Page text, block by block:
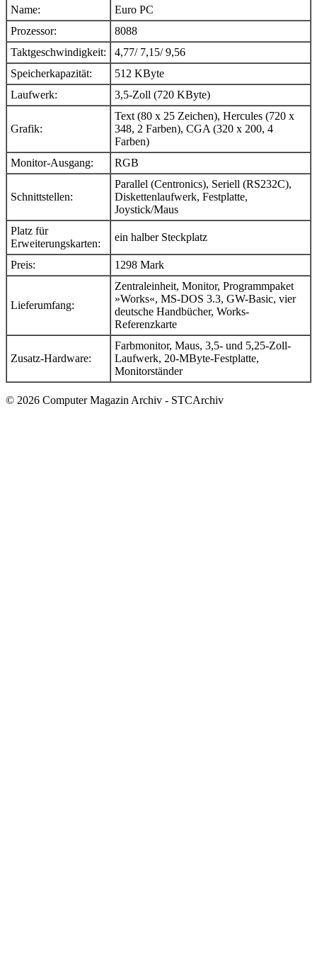
Name:
Euro PC
Prozessor:
8088
Taktgeschwindigkeit:
4,77/ 7,15/ 9,56
Speicherkapazität:
512 KByte
Laufwerk:
3,5-Zoll (720 KByte)
Grafik:
Text (80 x 25 Zeichen), Hercules (720 x
348, 2 Farben), CGA (320 x 200, 4
Farben)
Monitor-Ausgang:
RGB
Schnittstellen:
Parallel (Centronics), Seriell (RS232C),
Diskettenlaufwerk, Festplatte,
Joystick/Maus
Platz für
Erweiterungskarten:
ein halber Steckplatz
Preis: 1298 Mark
Lieferumfang:
Zentraleinheit, Monitor, Programmpaket
»Works«, MS-DOS 3.3, GW-Basic, vier
deutsche Handbücher, Works-
Referenzkarte
Zusatz-Hardware:
Farbmonitor, Maus, 3,5- und 5,25-Zoll-
Laufwerk, 20-MByte-Festplatte,
Monitorständer
© 2026 Computer Magazin Archiv - STCArchiv